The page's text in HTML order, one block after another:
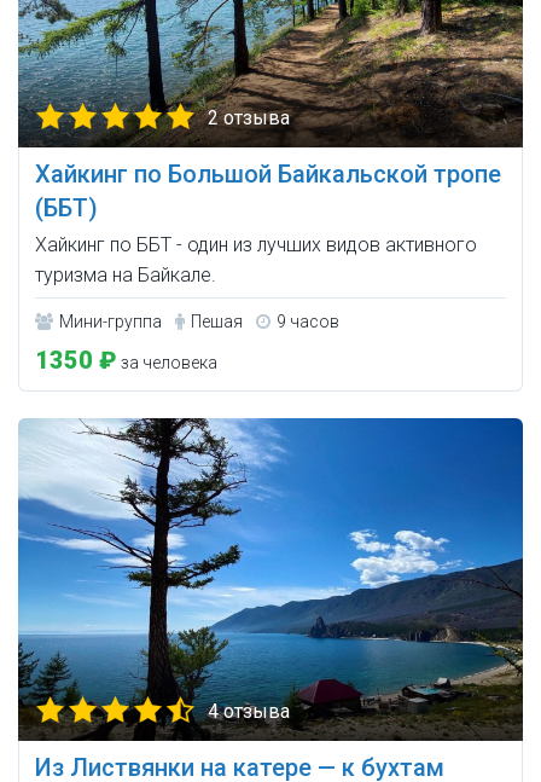
2 отзыва
Хайкинг по Большой Байкальской тропе
(ББТ)
Хайкинг по ББТ - один из лучших видов активного
туризма на Байкале.
Мини-группа Пешая 9 часов
1350 ₽ за человека
4 отзыва
Из Листвянки на катере — к бухтам